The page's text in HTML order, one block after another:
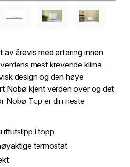
av årevis med erfaring innen
mest krevende klima.
design og den høye
Nobø kjent verden over og det
Nobø Top er din neste
i topp
termostat